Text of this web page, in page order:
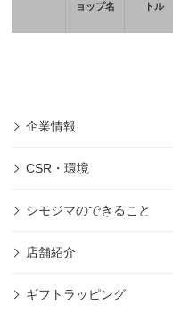
ョップ名
トル
企業情報
CSR・環境
シモジマのできること
店舗紹介
ギフトラッピング